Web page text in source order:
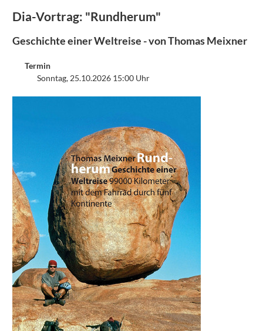
Dia-Vortrag: "Rundherum"
Geschichte einer Weltreise - von Thomas Meixner
Termin
Sonntag, 25.10.2026 15:00 Uhr